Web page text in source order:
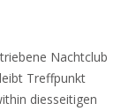
Nachtclub
Treffpunkt
diesseitigen